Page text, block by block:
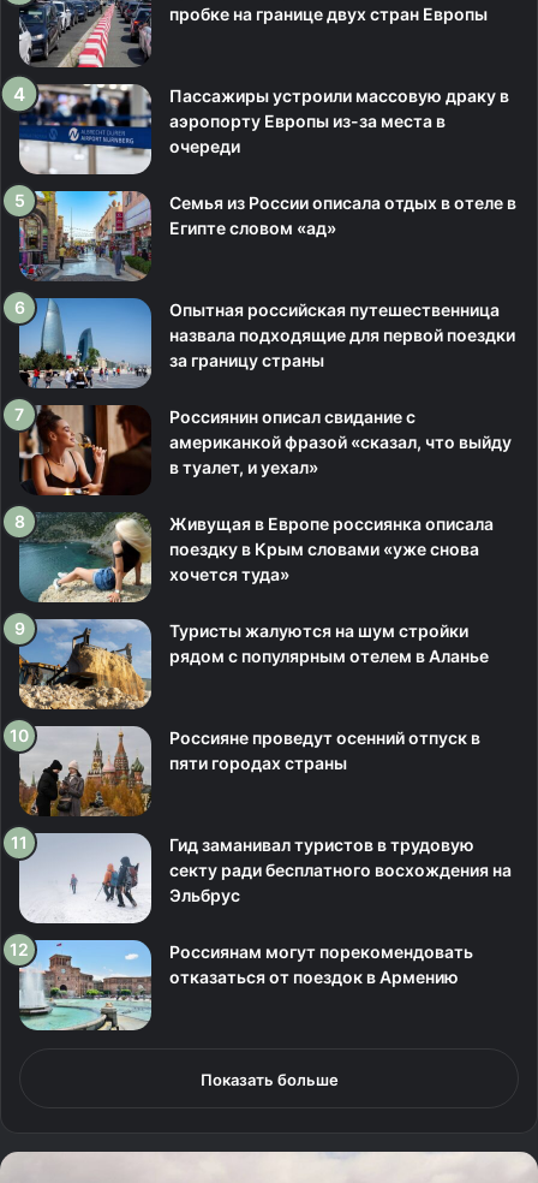
пробке на границе двух стран Европы
Пассажиры устроили массовую драку в
аэропорту Европы из-за места в
очереди
Семья из России описала отдых в отеле в
Египте словом «ад»
Опытная российская путешественница
назвала подходящие для первой поездки
за границу страны
Россиянин описал свидание с
американкой фразой «сказал, что выйду
в туалет, и уехал»
Живущая в Европе россиянка описала
поездку в Крым словами «уже снова
хочется туда»
Туристы жалуются на шум стройки
рядом с популярным отелем в Аланье
Россияне проведут осенний отпуск в
пяти городах страны
Гид заманивал туристов в трудовую
секту ради бесплатного восхождения на
Эльбрус
Россиянам могут порекомендовать
отказаться от поездок в Армению
Показать больше
Р